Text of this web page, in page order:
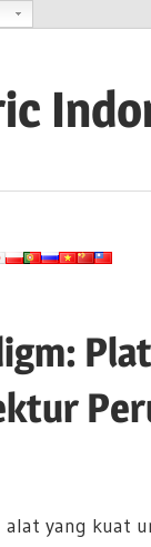
alat yang kuat